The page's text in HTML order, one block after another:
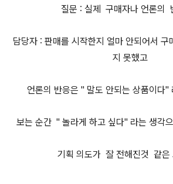
질문 : 실제 구매자나 언론의
담당자 : 판매를 시작한지 얼마 안되어서 구
지 못했고
언론의 반응은 " 말도 안되는 상품이다"
보는 순간 " 놀라게 하고 싶다" 라는 생각
기획 의도가 잘 전해진것 같은